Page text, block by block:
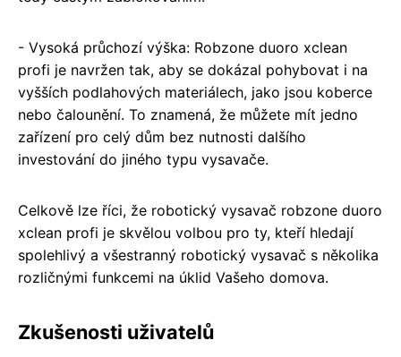
- Vysoká průchozí výška: Robzone duoro xclean
profi je navržen tak, aby se dokázal pohybovat i na
vyšších podlahových materiálech, jako jsou koberce
nebo čalounění. To znamená, že můžete mít jedno
zařízení pro celý dům bez nutnosti dalšího
investování do jiného typu vysavače.
Celkově lze říci, že robotický vysavač robzone duoro
xclean profi je skvělou volbou pro ty, kteří hledají
spolehlivý a všestranný robotický vysavač s několika
rozličnými funkcemi na úklid Vašeho domova.
Zkušenosti uživatelů